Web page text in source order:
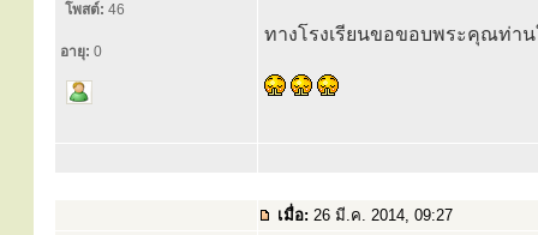
โพสต์: 46
อายุ: 0
ทางโรงเรียนขอขอบพระคุณท่า
เมื่อ: 26 มี.ค. 2014, 09:27